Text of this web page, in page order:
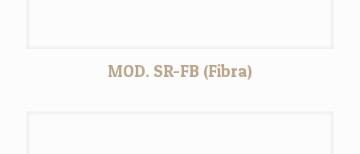
MOD. SR-FB (Fibra)